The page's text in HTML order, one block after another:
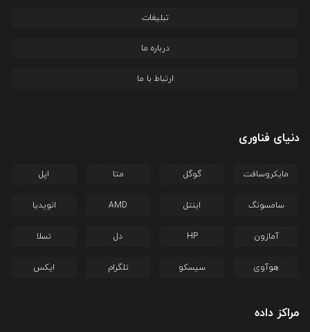
تبلیغات
درباره ما
ارتباط با ما
دنیای فناوری
مایکروسافت گوگل متا اپل
سامسونگ اینتل AMD انویدیا
آمازون HP دل تسلا
هوآوی سیسکو تلگرام ایکس
مراکز داده